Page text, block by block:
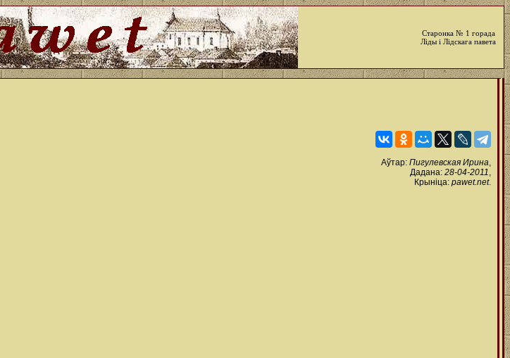
Старонка № 1 горада
Ліды і Лідскага павета
Аўтар: Пигулевская Ирина,
Дадана: 28-04-2011,
Крыніца: pawet.net.